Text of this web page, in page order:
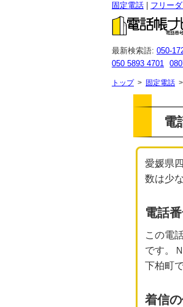
固定電話 フリー
最新検索語: 050-
050 5893 4701
トップ> 固定電話 >
電
愛媛県
数は少
電話
この電
です。
下柏町
着信